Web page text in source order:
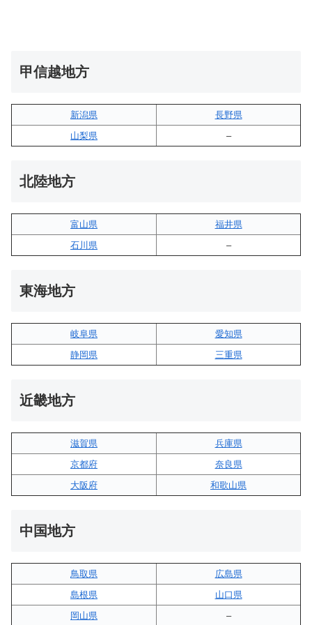
甲信越地方
新潟県
長野県
山梨県
–
北陸地方
富山県
福井県
石川県
–
東海地方
岐阜県
愛知県
静岡県
三重県
近畿地方
滋賀県
兵庫県
京都府
奈良県
大阪府
和歌山県
中国地方
鳥取県
広島県
島根県
山口県
岡山県
–